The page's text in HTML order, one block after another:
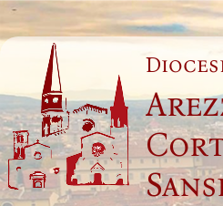
Skip
to
content